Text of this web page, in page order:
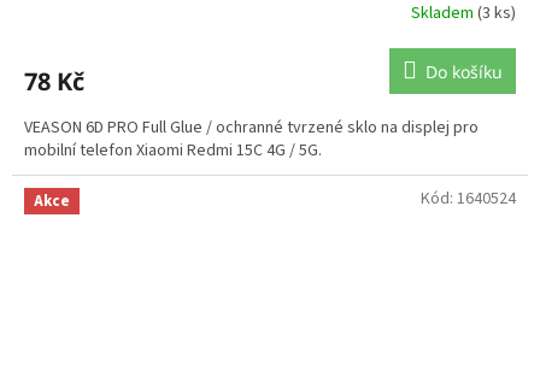
Skladem (3 ks)
78 Kč Do košíku
VEASON 6D PRO Full Glue / ochranné tvrzené sklo na displej pro
mobilní telefon Xiaomi Redmi 15C 4G / 5G.
Akce Kód: 1640524